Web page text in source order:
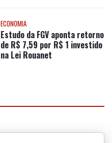
ECONOMIA
Estudo da FGV aponta retorno
de R$ 7,59 por R$ 1 investido
na Lei Rouanet